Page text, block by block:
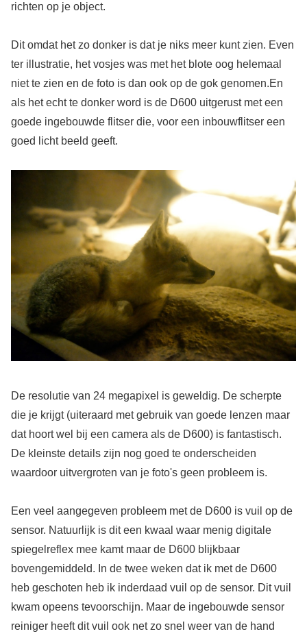
richten op je object.
Dit omdat het zo donker is dat je niks meer kunt zien. Even
ter illustratie, het vosjes was met het blote oog helemaal
niet te zien en de foto is dan ook op de gok genomen.En
als het echt te donker word is de D600 uitgerust met een
goede ingebouwde flitser die, voor een inbouwflitser een
goed licht beeld geeft.
De resolutie van 24 megapixel is geweldig. De scherpte
die je krijgt (uiteraard met gebruik van goede lenzen maar
dat hoort wel bij een camera als de D600) is fantastisch.
De kleinste details zijn nog goed te onderscheiden
waardoor uitvergroten van je foto's geen probleem is.
Een veel aangegeven probleem met de D600 is vuil op de
sensor. Natuurlijk is dit een kwaal waar menig digitale
spiegelreflex mee kamt maar de D600 blijkbaar
bovengemiddeld. In de twee weken dat ik met de D600
heb geschoten heb ik inderdaad vuil op de sensor. Dit vuil
kwam opeens tevoorschijn. Maar de ingebouwde sensor
reiniger heeft dit vuil ook net zo snel weer van de hand